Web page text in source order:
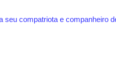
seu compatriota e companheiro